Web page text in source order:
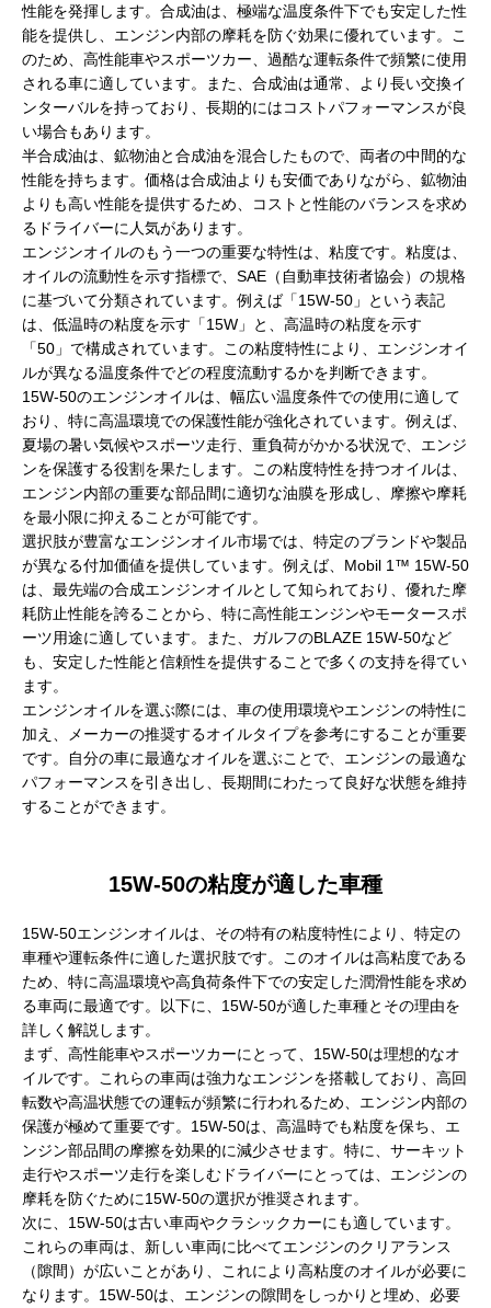
性能を発揮します。合成油は、極端な温度条件下でも安定した性
能を提供し、エンジン内部の摩耗を防ぐ効果に優れています。こ
のため、高性能車やスポーツカー、過酷な運転条件で頻繁に使用
される車に適しています。また、合成油は通常、より長い交換イ
ンターバルを持っており、長期的にはコストパフォーマンスが良
い場合もあります。
半合成油は、鉱物油と合成油を混合したもので、両者の中間的な
性能を持ちます。価格は合成油よりも安価でありながら、鉱物油
よりも高い性能を提供するため、コストと性能のバランスを求め
るドライバーに人気があります。
エンジンオイルのもう一つの重要な特性は、粘度です。粘度は、
オイルの流動性を示す指標で、SAE（自動車技術者協会）の規格
に基づいて分類されています。例えば「15W-50」という表記
は、低温時の粘度を示す「15W」と、高温時の粘度を示す
「50」で構成されています。この粘度特性により、エンジンオイ
ルが異なる温度条件でどの程度流動するかを判断できます。
15W-50のエンジンオイルは、幅広い温度条件での使用に適して
おり、特に高温環境での保護性能が強化されています。例えば、
夏場の暑い気候やスポーツ走行、重負荷がかかる状況で、エンジ
ンを保護する役割を果たします。この粘度特性を持つオイルは、
エンジン内部の重要な部品間に適切な油膜を形成し、摩擦や摩耗
を最小限に抑えることが可能です。
選択肢が豊富なエンジンオイル市場では、特定のブランドや製品
が異なる付加価値を提供しています。例えば、Mobil 1™ 15W-50
は、最先端の合成エンジンオイルとして知られており、優れた摩
耗防止性能を誇ることから、特に高性能エンジンやモータースポ
ーツ用途に適しています。また、ガルフのBLAZE 15W-50など
も、安定した性能と信頼性を提供することで多くの支持を得てい
ます。
エンジンオイルを選ぶ際には、車の使用環境やエンジンの特性に
加え、メーカーの推奨するオイルタイプを参考にすることが重要
です。自分の車に最適なオイルを選ぶことで、エンジンの最適な
パフォーマンスを引き出し、長期間にわたって良好な状態を維持
することができます。
15W-50の粘度が適した車種
15W-50エンジンオイルは、その特有の粘度特性により、特定の
車種や運転条件に適した選択肢です。このオイルは高粘度である
ため、特に高温環境や高負荷条件下での安定した潤滑性能を求め
る車両に最適です。以下に、15W-50が適した車種とその理由を
詳しく解説します。
まず、高性能車やスポーツカーにとって、15W-50は理想的なオ
イルです。これらの車両は強力なエンジンを搭載しており、高回
転数や高温状態での運転が頻繁に行われるため、エンジン内部の
保護が極めて重要です。15W-50は、高温時でも粘度を保ち、エ
ンジン部品間の摩擦を効果的に減少させます。特に、サーキット
走行やスポーツ走行を楽しむドライバーにとっては、エンジンの
摩耗を防ぐために15W-50の選択が推奨されます。
次に、15W-50は古い車両やクラシックカーにも適しています。
これらの車両は、新しい車両に比べてエンジンのクリアランス
（隙間）が広いことがあり、これにより高粘度のオイルが必要に
なります。15W-50は、エンジンの隙間をしっかりと埋め、必要